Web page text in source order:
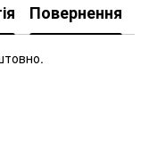
Повернення